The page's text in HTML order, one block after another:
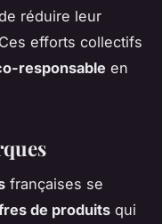
réduire leur
efforts collectifs
responsable en
françaises se
de produits qui